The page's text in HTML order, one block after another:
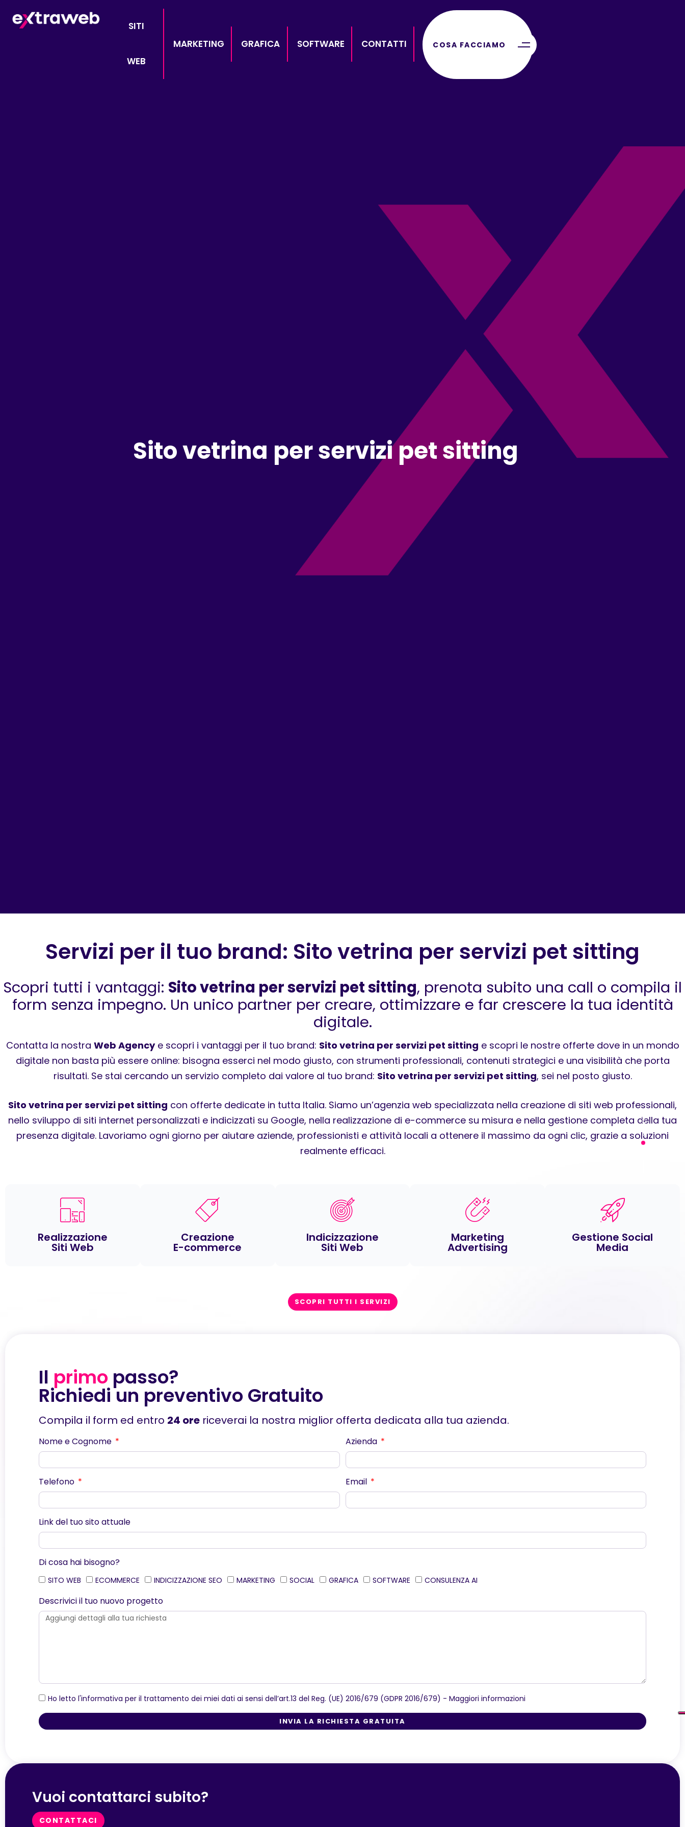
scorri
SITI
WEB
MARKETING GRAFICA SOFTWARE CONTATTI COSA FACCIAMO
Sito vetrina per servizi pet sitting
Servizi per il tuo brand: Sito vetrina per servizi pet sitting
Scopri tutti i vantaggi: Sito vetrina per servizi pet sitting, prenota subito una call o compila il
form senza impegno. Un unico partner per creare, ottimizzare e far crescere la tua identità
digitale.
Contatta la nostra Web Agencye scopri i vantaggi per il tuo brand: Sito vetrina per servizi pet sitting e scopri le nostre offerte dove in un mondo
digitale non basta più essere online: bisogna esserci nel modo giusto, con strumenti professionali, contenuti strategici e una visibilità che porta
risultati. Se stai cercando un servizio completo dai valore al tuo brand: Sito vetrina per servizi pet sitting, sei nel posto giusto.
Sito vetrina per servizi pet sitting con offerte dedicate in tutta Italia. Siamo un’agenzia web specializzata nella creazione di siti web professionali,
nello sviluppo di siti internet personalizzati e indicizzati su Google, nella realizzazione di e-commerce su misura e nella gestione completa della tua
presenza digitale. Lavoriamo ogni giorno per aiutare aziende, professionisti e attività locali a ottenere il massimo da ogni clic, grazie a soluzioni
realmente efficaci.
Realizzazione
Siti Web
Creazione
E-commerce
Indicizzazione
Siti Web
Marketing
Advertising
Gestione Social
Media
SCOPRI TUTTI I SERVIZI
Il primo passo?
Richiedi un preventivo Gratuito
Compila il form ed entro 24 ore riceverai la nostra miglior offerta dedicata alla tua azienda.
Nome e Cognome Azienda
Telefono Email
Link del tuo sito attuale
Di cosa hai bisogno?
SITO WEB ECOMMERCE INDICIZZAZIONE SEO MARKETING SOCIAL GRAFICA SOFTWARE CONSULENZA AI
Descrivici il tuo nuovo progetto
Ho letto l'informativa per il trattamento dei miei dati ai sensi dell’art.13 del Reg. (UE) 2016/679 (GDPR 2016/679) -Maggiori informazioni
INVIA LA RICHIESTA GRATUITA
Vuoi contattarci subito?
CONTATTACI